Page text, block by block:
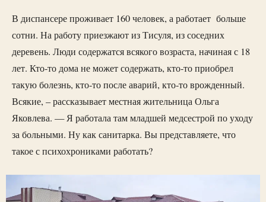
В диспансере проживает 160 человек, а работает больше
сотни. На работу приезжают из Тисуля, из соседних
деревень. Люди содержатся всякого возраста, начиная с 18
лет. Кто-то дома не может содержать, кто-то приобрел
такую болезнь, кто-то после аварий, кто-то врожденный.
Всякие, – рассказывает местная жительница Ольга
Яковлева. — Я работала там младшей медсестрой по уходу
за больными. Ну как санитарка. Вы представляете, что
такое с психохрониками работать?